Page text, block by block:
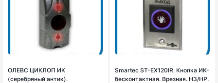
ОЛЕВС ЦИКЛОП ИК
(серебряный антик).
Smartec ST-EX120IR. Кнопка ИК-
бесконтактная. Врезная. НЗ/НР.